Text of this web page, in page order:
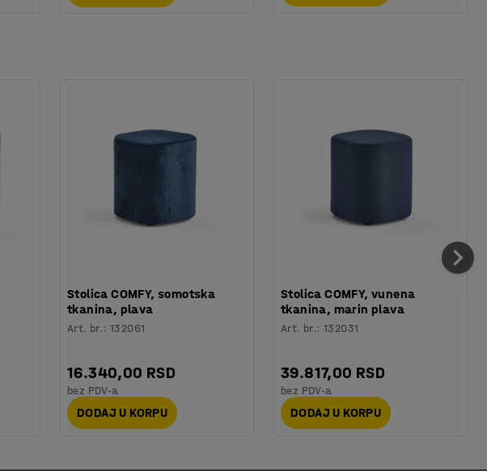
Stolica COMFY, somotska
tkanina, plava
Art. br.:132061
16.340,00 RSD
bez PDV-a
DODAJ U KORPU
Stolica COMFY, vunena
tkanina, marin plava
Art. br.:132031
39.817,00 RSD
bez PDV-a
DODAJ U KORPU